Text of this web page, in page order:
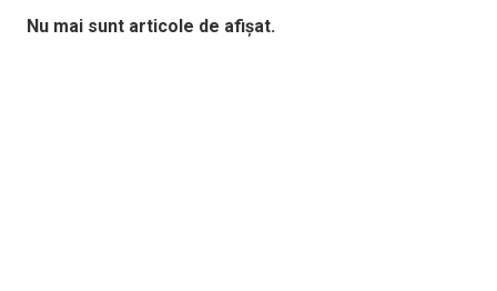
Nu mai sunt articole de afișat.